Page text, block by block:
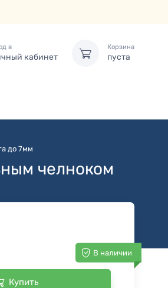
в
кабинет
Корзина
пуста
до 7мм
челноком
В наличии
Купить